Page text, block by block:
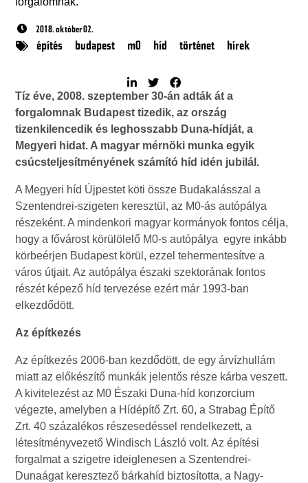
2018. október 02.
építés budapest m0 híd történet hírek
Tíz éve, 2008. szeptember 30-án adták át a
forgalomnak Budapest tizedik, az ország
tizenkilencedik és leghosszabb Duna-hídját, a
Megyeri hidat. A magyar mérnöki munka egyik
csúcsteljesítményének számító híd idén jubilál.
A Megyeri híd Újpestet köti össze Budakalásszal a
Szentendrei-szigeten keresztül, az M0-ás autópálya
részeként. A mindenkori magyar kormányok fontos célja,
hogy a fővárost körülölelő M0-s autópálya egyre inkább
körbeérjen Budapest körül, ezzel tehermentesítve a
város útjait. Az autópálya északi szektorának fontos
részét képező híd tervezése ezért már 1993-ban
elkezdődött.
Az építkezés
Az építkezés 2006-ban kezdődött, de egy árvízhullám
miatt az előkészítő munkák jelentős része kárba veszett.
A kivitelezést az M0 Északi Duna-híd konzorcium
végezte, amelyben a Hídépítő Zrt. 60, a Strabag Építő
Zrt. 40 százalékos részesedéssel rendelkezett, a
létesítményvezető Windisch László volt. Az építési
forgalmat a szigetre ideiglenesen a Szentendrei-
Dunaágat keresztező bárkahíd biztosította, a Nagy-